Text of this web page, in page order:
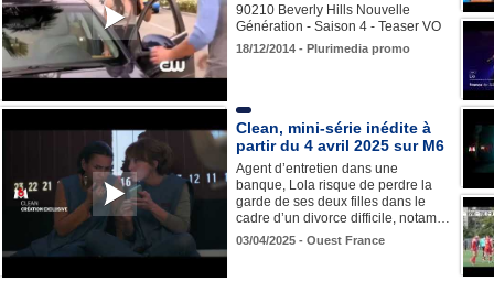
90210 Beverly Hills Nouvelle
Génération - Saison 4 - Teaser VO
18/12/2014 - Plurimedia promo
Clean, mini-série inédite à
partir du 4 avril 2025 sur M6
Agent d’entretien dans une
banque, Lola risque de perdre la
garde de ses deux filles dans le
cadre d’un divorce difficile, notam…
03/04/2025 - Ouest France